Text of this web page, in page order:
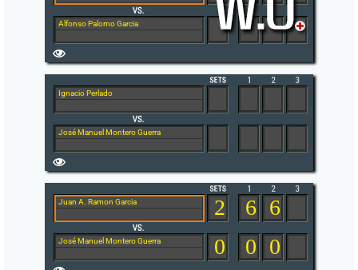
Alfonso Palomo Garcia
Ignacio Perlado
José Manuel Montero Guerra
Juan A. Ramon Garcia
José Manuel Montero Guerra
2
0
6 6
0 0